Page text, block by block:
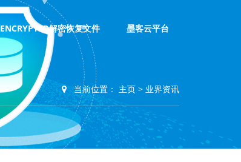
ENCRYPTED解密恢复文件 墨客云平台
当前位置： 主页 > 业界资讯